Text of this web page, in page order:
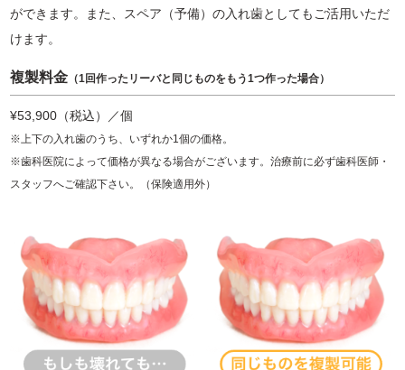
ができます。また、スペア（予備）の入れ歯としてもご活用いただ
けます。
複製料金 （1回作ったリーバと同じものをもう1つ作った場合）
¥53,900（税込）／個
※上下の入れ歯のうち、いずれか1個の価格。
※歯科医院によって価格が異なる場合がございます。治療前に必ず歯科医師・
スタッフへご確認下さい。（保険適用外）